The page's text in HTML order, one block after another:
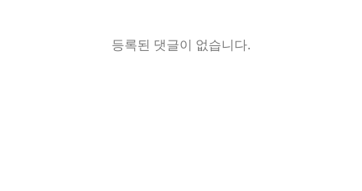
등록된 댓글이 없습니다.